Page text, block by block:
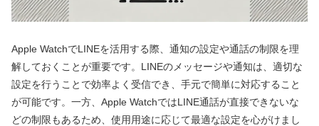
Apple WatchでLINEを活用する際、通知の設定や通話の制限を理
解しておくことが重要です。LINEのメッセージや通知は、適切な
設定を行うことで効率よく受信でき、手元で簡単に対応すること
が可能です。一方、Apple WatchではLINE通話が直接できないな
どの制限もあるため、使用用途に応じて最適な設定を心がけまし